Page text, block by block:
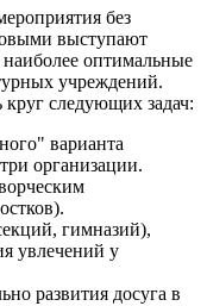
без
выступают
оптимальные
учреждений.
следующих задач:
варианта
организации.
гимназий),
увлечений у
развития досуга в